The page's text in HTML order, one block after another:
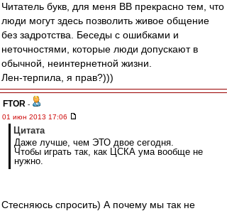
Читатель букв, для меня ВВ прекрасно тем, что
люди могут здесь позволить живое общение
без задротства. Беседы с ошибками и
неточностями, которые люди допускают в
обычной, неинтернетной жизни.
Лен-терпила, я прав?)))
FTOR -
01 июн 2013 17:06
Цитата
Даже лучше, чем ЭТО двое сегодня.
Чтобы играть так, как ЦСКА ума вообще не
нужно.
Стесняюсь спросить) А почему мы так не